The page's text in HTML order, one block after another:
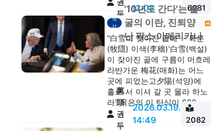
두
안
12:08
6981
역
사
'10년도 간다'는 불
굴의 이란, 진퇴양
난 팍스 아메리카나
"白雪이 잦아진 골에" - 목은
(牧隱) 이색(李穡)'白雪(백설)
이 잦아진 골에 구름이 머흐레
라반가운 梅花(매화)는 어느
곳에 피었는고夕陽(석양)에
홀로 서 이셔 갈 곳 몰라 하노
라'“목은의 이 탄식이 600...
萬
頭
권
두
2026.03.19.
14:49
2082